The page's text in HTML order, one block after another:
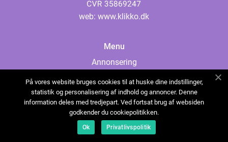
web: www.klikko.dk
Menu
Annonsering
Cookies
Kontakta oss
Sitemap
På vores website bruges cookies til at huske dine indstillinger,
statistik og personalisering af indhold og annoncer. Denne
information deles med tredjepart. Ved fortsat brug af websiden
godkender du cookiepolitikken.
Ok Privatlivspolitik